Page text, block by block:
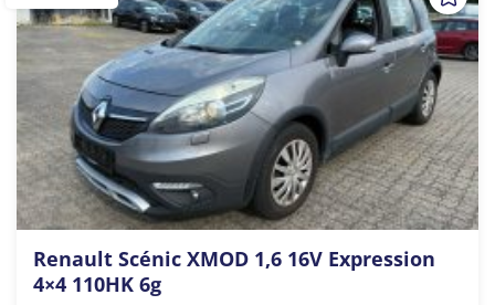
Renault Scénic XMOD 1,6 16V Expression
4×4 110HK 6g